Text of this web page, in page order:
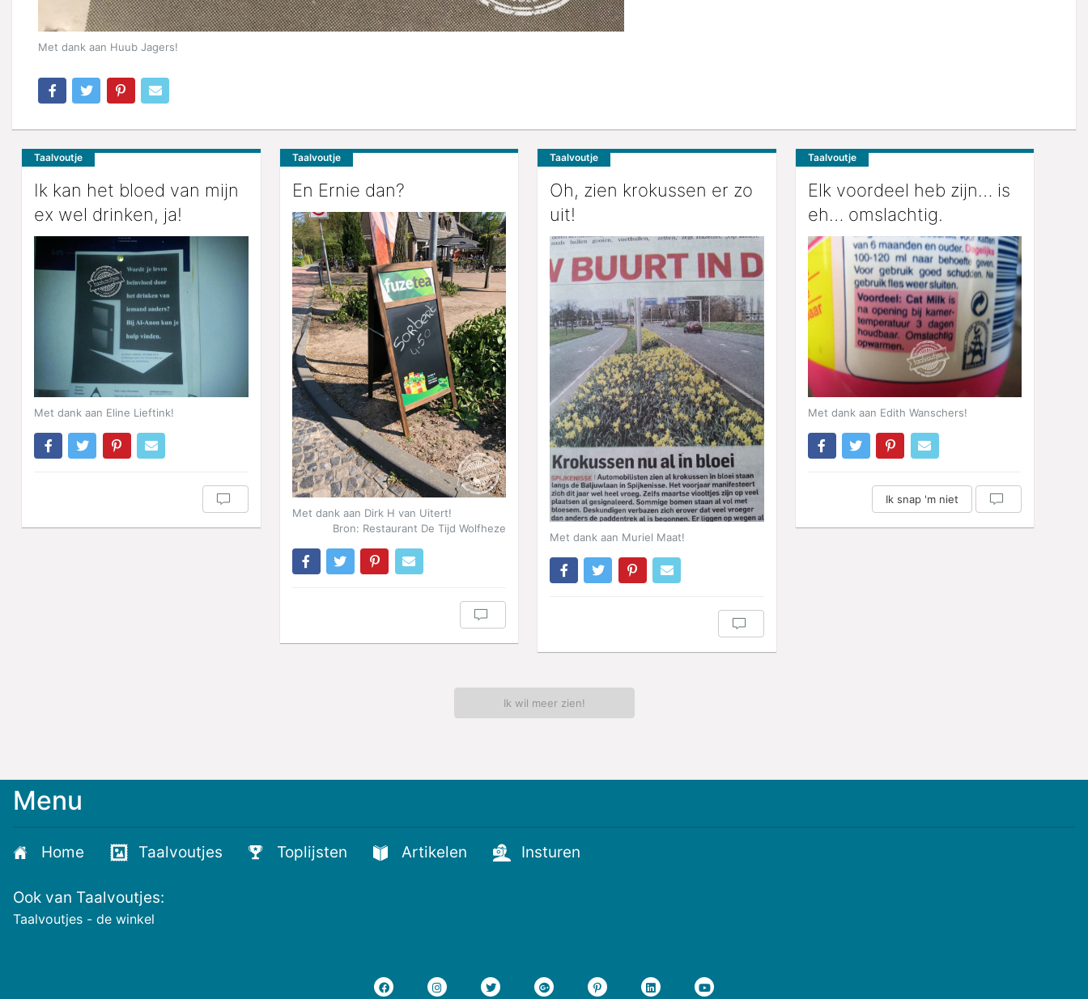
Met dank aan Huub Jagers!
Taalvoutje
Ik kan het bloed van mijn
ex wel drinken, ja!
Met dank aan Eline Lieftink!
Taalvoutje
En Ernie dan?
Met dank aan Dirk H van Uitert!
Bron: Restaurant De Tijd Wolfheze
Taalvoutje
Oh, zien krokussen er zo
uit!
Met dank aan Muriel Maat!
Taalvoutje
Elk voordeel heb zijn… is
eh… omslachtig.
Met dank aan Edith Wanschers!
Ik snap 'm niet
Ik wil meer zien!
Meld
voor
nieuwste
voutjes
Menu
Home Taalvoutjes Toplijsten Artikelen Insturen
Ook van Taalvoutjes:
Taalvoutjes - de winkel